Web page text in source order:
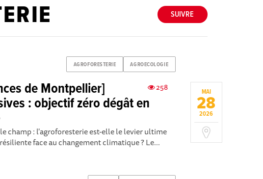
SUIVRE
AGROFORESTERIE AGROECOLOGIE
MAI
28
2026
258
de Montpellier]
: objectif zéro dégât en
champ : l'agroforesterie est-elle le levier ultime
face au changement climatique ? Le...